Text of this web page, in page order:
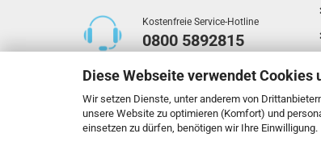
Diese Webseite verwendet Cookies
Wir setzen Dienste, unter anderem von
unsere Website zu optimieren (Komfort) und
einsetzen zu dürfen, benötigen wir Ihre Einwilligung.
Kostenfreie Service-Hotline
0800 5892815
Callback Service